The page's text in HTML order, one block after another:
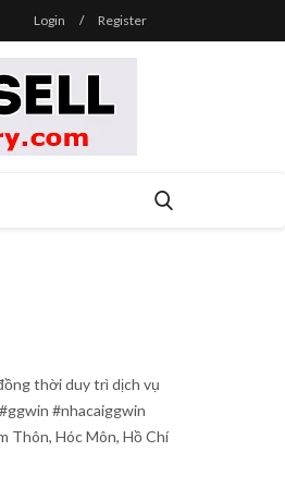
Login / Register
thời duy trì dịch vụ
#nhacaiggwin
Thôn, Hóc Môn, Hồ Chí